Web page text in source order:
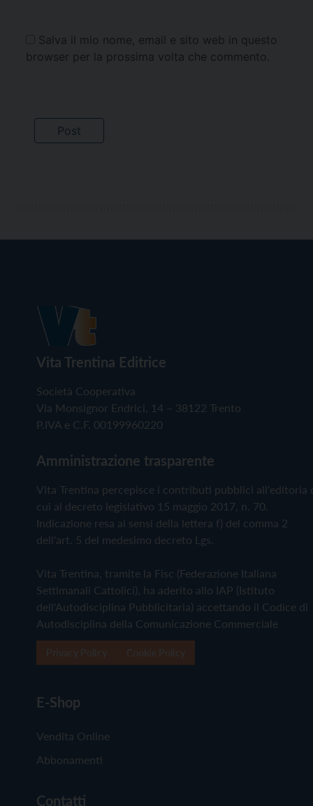
Salva il mio nome, email e sito web in questo
browser per la prossima volta che commento.
Vita Trentina Editrice
Società Cooperativa
Via Monsignor Endrici, 14 – 38122 Trento
P.IVA e C.F. 00199960220
Amministrazione trasparente
Vita Trentina percepisce i contributi pubblici all'editoria
cui al decreto legislativo 15 maggio 2017, n. 70.
Indicazione resa ai sensi della lettera f) del comma 2
dell'art. 5 del medesimo decreto Lgs.
Vita Trentina, tramite la Fisc (Federazione Italiana
Settimanali Cattolici), ha aderito allo IAP (Istituto
dell'Autodisciplina Pubblicitaria) accettando il Codice di
Autodisciplina della Comunicazione Commerciale
E-Shop
Vendita Online
Abbonamenti
Contatti